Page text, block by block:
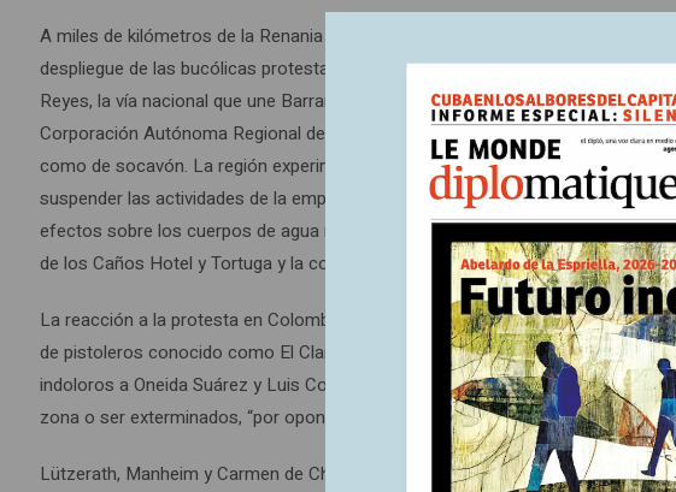
A miles de kilómetros de la Renania alemana, en El Carmen de Chucuri,
despliegue de las bucólicas protestas europeas, los habitantes del pequeño
Reyes, la vía nacional que une Barrancabermeja con la Costa Caribe, en
Corporación Autónoma Regional de Santander (CAS) concedió a la sociedad
como de socavón. La región experimentó entre 2005 y 2014 los efectos
suspender las actividades de la empresa Centro Minero de Santander S.A.
efectos sobre los cuerpos de agua representan las mayores amenazas que
de los Caños Hotel y Tortuga y la contaminación del río Cascajales.
La reacción a la protesta en Colombia ha estado lejos de limitarse a llevar en
de pistoleros conocido como El Clan del Golfo ha publicado una serie de
indoloros a Oneida Suárez y Luis Corena, entre muchos otros líderes y lideresas
zona o ser exterminados, “por oponerse al progreso”, según el lenguaje de tan
Lützerath, Manheim y Carmen de Chucurí, pese a las distancias de todo tipo,